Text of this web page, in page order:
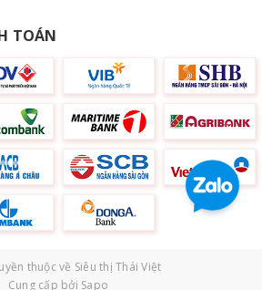
TOÁN
thuộc về Siêu thị Thái Việt
Cung cấp bởi Sapo